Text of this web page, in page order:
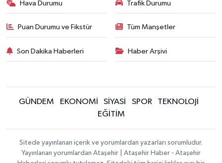
Hava Durumu Trafik Durumu
Puan Durumu ve Fikstür Tüm Manşetler
Son Dakika Haberleri Haber Arşivi
GÜNDEM EKONOMİ SİYASİ SPOR
TEKNOLOJİ
EĞİTİM
Sitede yayınlanan içerik ve yorumlardan yazarları sorumludur.
Yayınlanan yorumlardan Ataşehir | Ataşehir Haber - Ataşehir